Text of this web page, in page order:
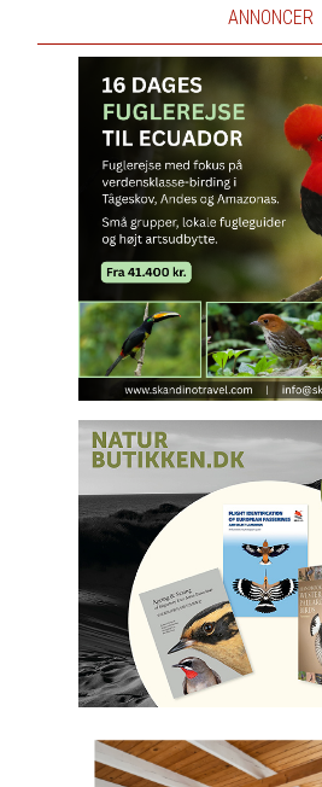
ANNONCER